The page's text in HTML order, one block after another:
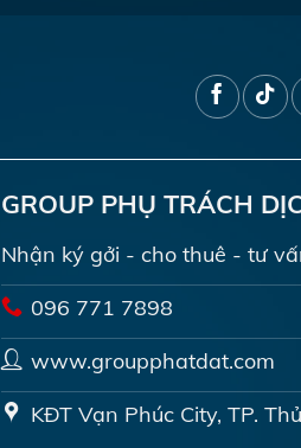
GROUP PHỤ TRÁCH
Nhận ký gởi - cho thuê - tư
096 771 7898
www.groupphatdat.com
KĐT Vạn Phúc City, TP.